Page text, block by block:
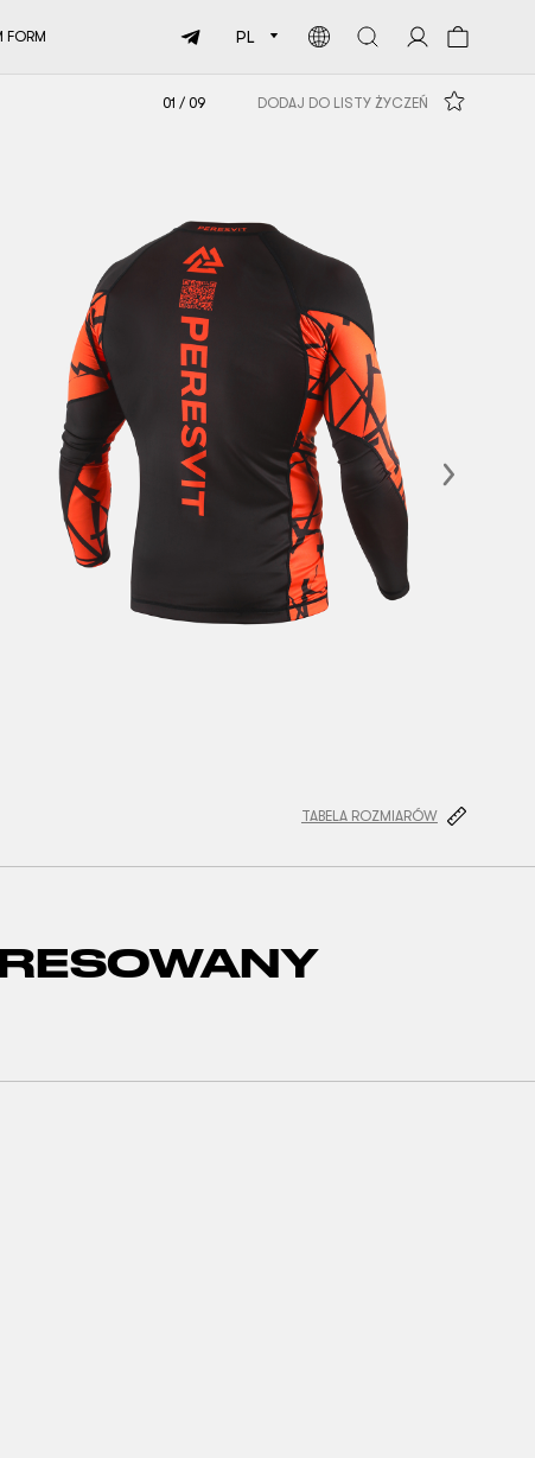
FORM PL
01 / 09 DODAJ DO LISTY ŻYCZEŃ
Next
TABELA ROZMIARÓW